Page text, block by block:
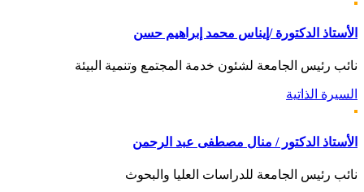
الأستاذ الدكتورة /إيناس محمد إبراهيم حسن
نائب رئيس الجامعة لشئون خدمة المجتمع وتنمية البيئة
السيرة الذاتية
الأستاذ الدكتور / منال مصطفى عبد الرحمن
نائب رئيس الجامعة للدراسات العليا والبحوث